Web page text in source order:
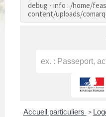
debug - info : /home/
content/uploads/
Accueil particuliers >